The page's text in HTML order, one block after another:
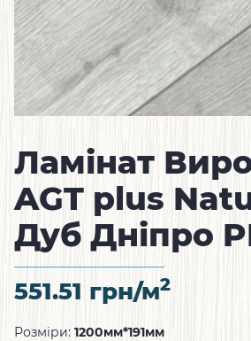
Ламінат
AGT plus
Дуб Дніпро
551.51 грн/м2
Розміри: 1200мм*191мм